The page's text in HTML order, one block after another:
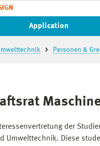
Application
Personen &
der
Umwelttechnik. Diese